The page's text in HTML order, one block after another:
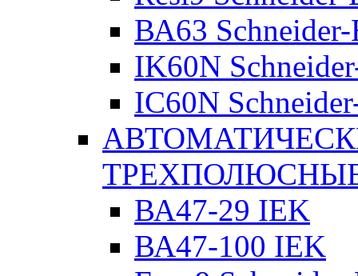
ВА63
IK60N
IC60N
ВА47-29 IEK
ВА47-100 IEK